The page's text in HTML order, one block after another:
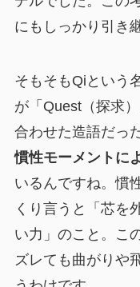
にもしっかり引き
そもそもQiという
が「Quest（探求
合わせた造語だっ
慣性モーメントに
いるんですね。慣
くり言うと「芯を
い力」のこと。こ
ズレても曲がりや